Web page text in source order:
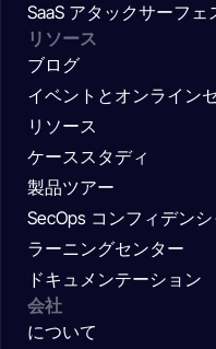
SaaS アタックサーフェ
リソース
ブログ
イベントとオンライン
リソース
ケーススタディ
製品ツアー
SecOps コンフィデン
ラーニングセンター
ドキュメンテーション
会社
について